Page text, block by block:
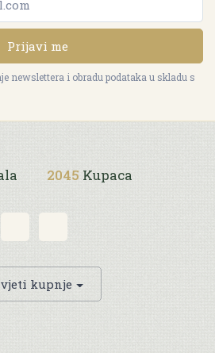
Prijavi me
newslettera i obradu podataka u skladu s
2045 Kupaca
kupnje